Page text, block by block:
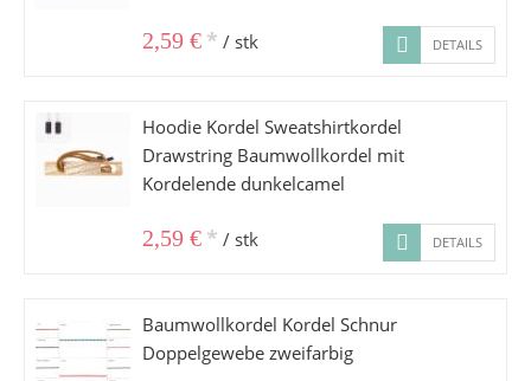
2,59 € * / stk DETAILS
Hoodie Kordel Sweatshirtkordel
Drawstring Baumwollkordel mit
Kordelende dunkelcamel
2,59 € * / stk DETAILS
Baumwollkordel Kordel Schnur
Doppelgewebe zweifarbig